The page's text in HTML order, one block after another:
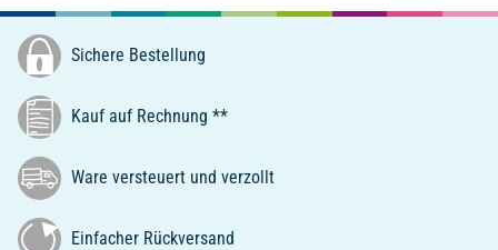
Sichere Bestellung
Kauf auf Rechnung **
Ware versteuert und verzollt
Einfacher Rückversand